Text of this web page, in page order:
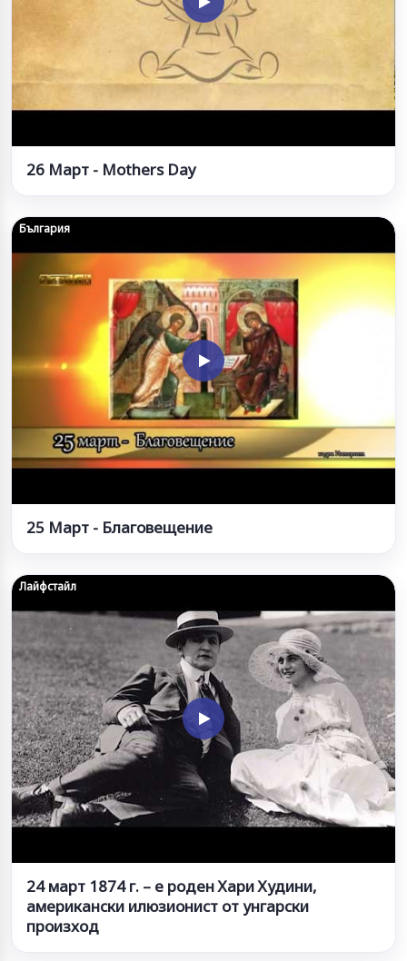
26 Март - Mothers Day
България
25 Март - Благовещение
Лайфстайл
24 март 1874 г. – е роден Хари Худини,
американски илюзионист от унгарски
произход